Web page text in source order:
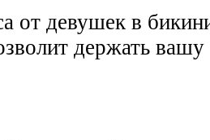
от девушек в
держать